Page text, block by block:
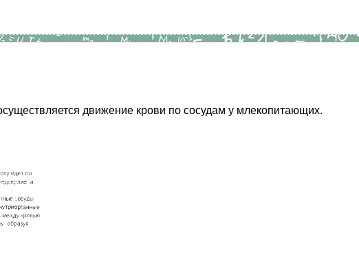
движение крови по сосудам у млекопитающих.